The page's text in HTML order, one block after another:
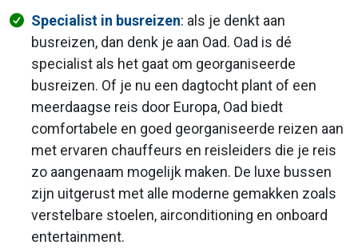
Specialist in busreizen: als je denkt aan
busreizen, dan denk je aan Oad. Oad is dé
specialist als het gaat om georganiseerde
busreizen. Of je nu een dagtocht plant of een
meerdaagse reis door Europa, Oad biedt
comfortabele en goed georganiseerde reizen aan
met ervaren chauffeurs en reisleiders die je reis
zo aangenaam mogelijk maken. De luxe bussen
zijn uitgerust met alle moderne gemakken zoals
verstelbare stoelen, airconditioning en onboard
entertainment.